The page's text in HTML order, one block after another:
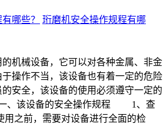
珩磨机安全操作规程有哪
械设备，它可以对各种金属、非金
操作不当，该设备也有着一定的危险
安全，该设备的使用必须遵守一定的
该设备的安全操作规程 1、查
前，需要对设备进行全面的检